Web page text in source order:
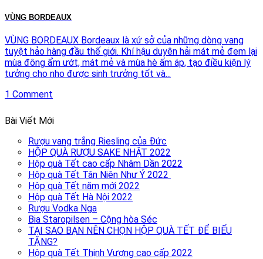
VÙNG BORDEAUX
VÙNG BORDEAUX Bordeaux là xứ sở của những dòng vang
tuyệt hảo hàng đầu thế giới. Khí hậu duyên hải mát mẻ đem lại
mùa đông ẩm ướt, mát mẻ và mùa hè ấm áp, tạo điều kiện lý
tưởng cho nho được sinh trưởng tốt và...
1 Comment
Bài Viết Mới
Rượu vang trắng Riesling của Đức
HỘP QUÀ RƯỢU SAKE NHẬT 2022
Hộp quà Tết cao cấp Nhâm Dần 2022
Hộp quà Tết Tân Niên Như Ý 2022
Hộp quà Tết năm mới 2022
Hộp quà Tết Hà Nội 2022
Rượu Vodka Nga
Bia Staropilsen – Cộng hòa Séc
TẠI SAO BẠN NÊN CHỌN HỘP QUÀ TẾT ĐỂ BIẾU
TẶNG?
Hộp quà Tết Thịnh Vượng cao cấp 2022